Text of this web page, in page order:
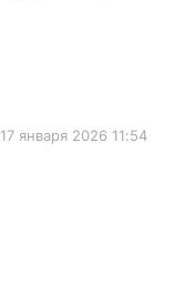
17 января 2026 11:54